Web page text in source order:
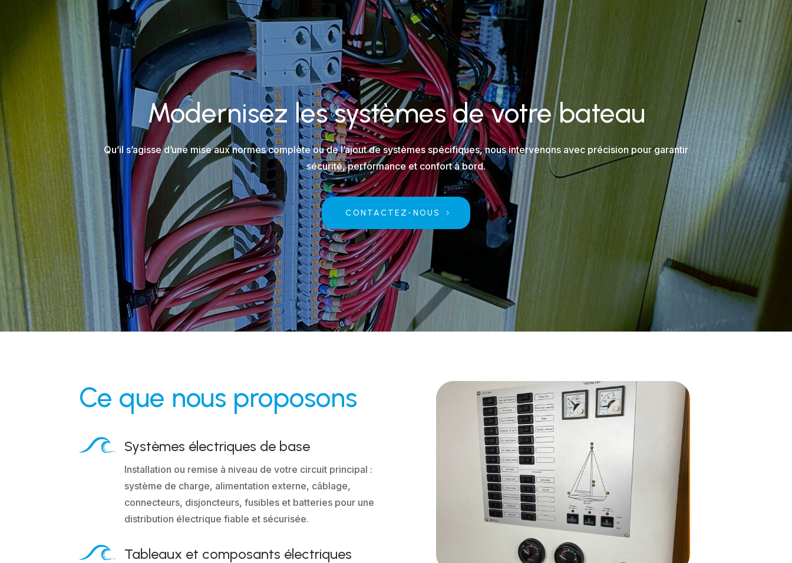
Modernisez les systèmes de votre bateau
Qu’il s’agisse d’une mise aux normes complète ou de l’ajout de systèmes spécifiques, nous intervenons avec précision pour garantir
sécurité, performance et confort à bord.
CONTACTEZ-NOUS
Ce que nous proposons
Systèmes électriques de base
Installation ou remise à niveau de votre circuit principal :
système de charge, alimentation externe, câblage,
connecteurs, disjoncteurs, fusibles et batteries pour une
distribution électrique fiable et sécurisée.
Tableaux et composants électriques